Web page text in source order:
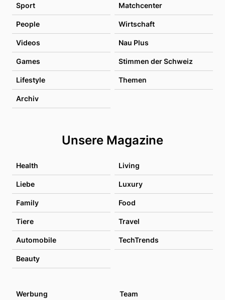
Sport Matchcenter
People Wirtschaft
Videos Nau Plus
Games Stimmen der Schweiz
Lifestyle Themen
Archiv
Unsere Magazine
Health Living
Liebe Luxury
Family Food
Tiere Travel
Automobile TechTrends
Beauty
Werbung Team